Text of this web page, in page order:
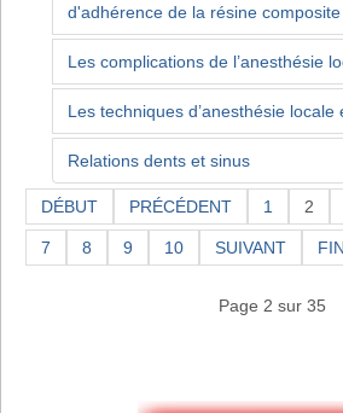
d'adhérence de la résine
Les complications de l’anesthésie
Les techniques d’anesthésie locale
Relations dents et sinus
DÉBUT PRÉCÉDENT 1 2
7 8 9 10 SUIVANT FIN
Page 2 sur 35